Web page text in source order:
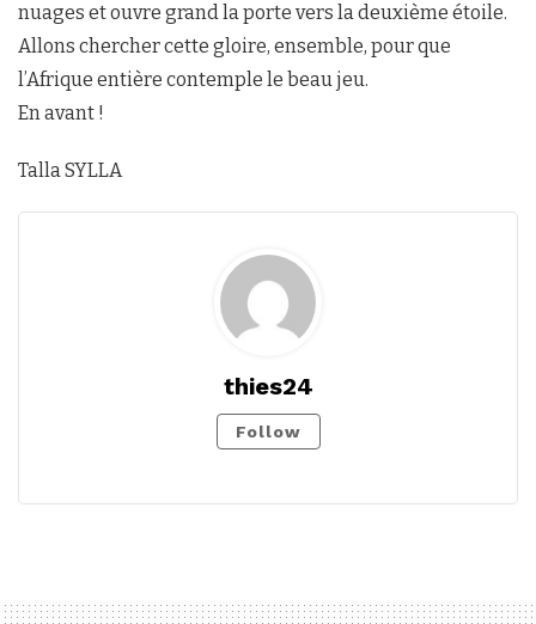
nuages et ouvre grand la porte vers la deuxième étoile.
Allons chercher cette gloire, ensemble, pour que
l’Afrique entière contemple le beau jeu.
En avant !
Talla SYLLA
thies24
Follow